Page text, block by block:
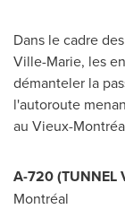
Dans le cadre
Ville-Marie, les
démanteler la
l'autoroute
au Vieux-
A-720 (TUNNEL
Montréal